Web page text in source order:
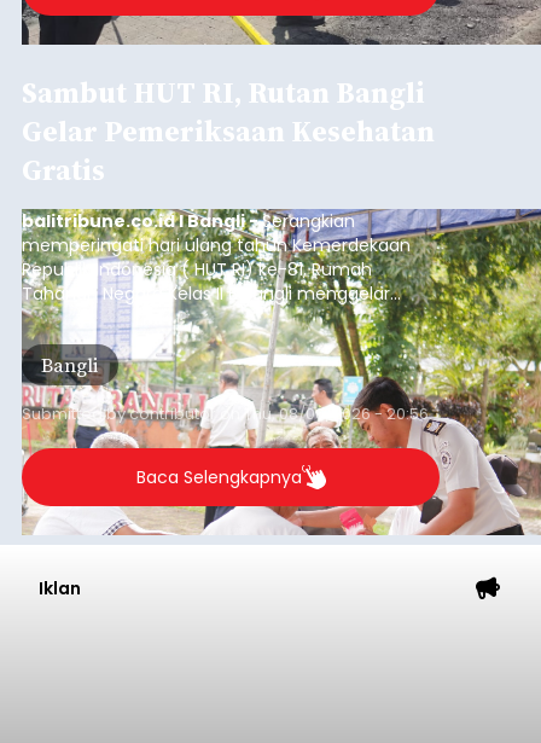
Sambut HUT RI, Rutan Bangli
Gelar Pemeriksaan Kesehatan
Gratis
balitribune.co.id I Bangli -Serangkian
memperingati hari ulang tahun Kemerdekaan
Republik Indonesia ( HUT RI) ke-81, Rumah
Tahanan Negara Kelas II B Bangli menggelar
kegiatan pemeriksaan kesehatan gratis, Rabu
(6/8/2026).
Bangli
Submitted bycontributor Thu, 08/06/2026 - 20:56
Baca Selengkapnya
Iklan